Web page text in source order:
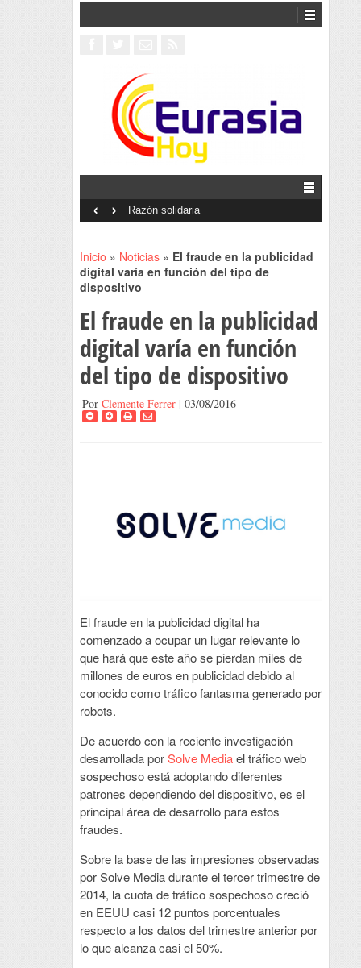
Interventionism estatal
‹ ›
Inicio » Noticias» El fraude en la publicidad
digital varía en función del tipo de
dispositivo
El fraude en la publicidad
digital varía en función
del tipo de dispositivo
Por Clemente Ferrer| 03/08/2016
El fraude en la publicidad digital ha
comenzado a ocupar un lugar relevante lo
que hará que este año se pierdan miles de
millones de euros en publicidad debido al
conocido como tráfico fantasma generado por
robots.
De acuerdo con la reciente investigación
desarrollada porSolve Mediael tráfico web
sospechoso está adoptando diferentes
patrones dependiendo del dispositivo, es el
principal área de desarrollo para estos
fraudes.
Sobre la base de las impresiones observadas
por Solve Media durante el tercer trimestre de
2014, la cuota de tráfico sospechoso creció
en EEUU casi 12 puntos porcentuales
respecto a los datos del trimestre anterior por
lo que alcanza casi el 50%.